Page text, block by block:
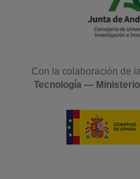
Con la colaboración de
Tecnología —